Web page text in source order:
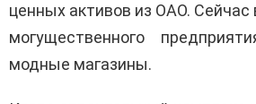
ценных активов из ОАО. Сейчас
могущественного
модные магазины.